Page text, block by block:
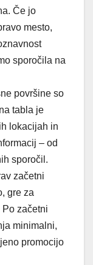
Če jo
mesto,
sporočila na
površine so
tabla je
lokacijah in
– od
sporočil.
začetni
gre za
začetni
minimalni,
promocijo